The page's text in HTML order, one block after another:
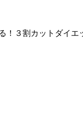
！３割カットダイエ